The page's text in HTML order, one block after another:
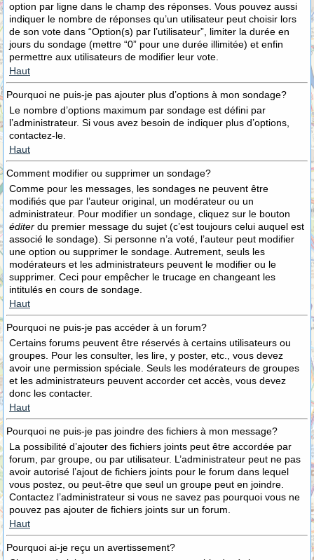
option par ligne dans le champ des réponses. Vous pouvez aussi
indiquer le nombre de réponses qu’un utilisateur peut choisir lors
de son vote dans “Option(s) par l’utilisateur”, limiter la durée en
jours du sondage (mettre “0” pour une durée illimitée) et enfin
permettre aux utilisateurs de modifier leur vote.
Haut
Pourquoi ne puis-je pas ajouter plus d’options à mon sondage?
Le nombre d’options maximum par sondage est défini par
l’administrateur. Si vous avez besoin de indiquer plus d’options,
contactez-le.
Haut
Comment modifier ou supprimer un sondage?
Comme pour les messages, les sondages ne peuvent être
modifiés que par l’auteur original, un modérateur ou un
administrateur. Pour modifier un sondage, cliquez sur le bouton
éditer du premier message du sujet (c’est toujours celui auquel est
associé le sondage). Si personne n’a voté, l’auteur peut modifier
une option ou supprimer le sondage. Autrement, seuls les
modérateurs et les administrateurs peuvent le modifier ou le
supprimer. Ceci pour empêcher le trucage en changeant les
intitulés en cours de sondage.
Haut
Pourquoi ne puis-je pas accéder à un forum?
Certains forums peuvent être réservés à certains utilisateurs ou
groupes. Pour les consulter, les lire, y poster, etc., vous devez
avoir une permission spéciale. Seuls les modérateurs de groupes
et les administrateurs peuvent accorder cet accès, vous devez
donc les contacter.
Haut
Pourquoi ne puis-je pas joindre des fichiers à mon message?
La possibilité d’ajouter des fichiers joints peut être accordée par
forum, par groupe, ou par utilisateur. L’administrateur peut ne pas
avoir autorisé l’ajout de fichiers joints pour le forum dans lequel
vous postez, ou peut-être que seul un groupe peut en joindre.
Contactez l’administrateur si vous ne savez pas pourquoi vous ne
pouvez pas ajouter de fichiers joints sur un forum.
Haut
Pourquoi ai-je reçu un avertissement?